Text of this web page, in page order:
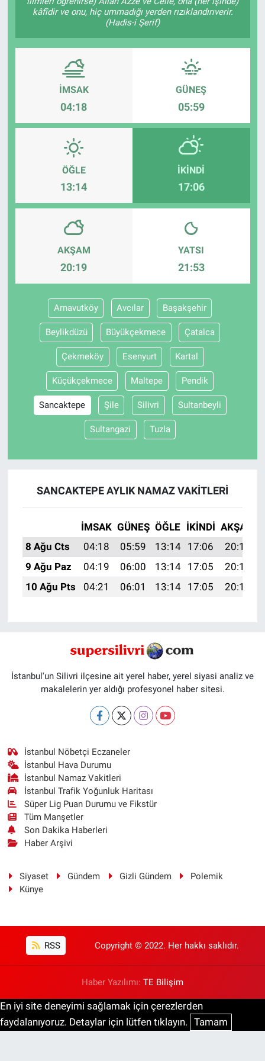
kâfîdir ve onu, hiç ummadığı yerden rızıklandırıverir.
(Hadis-i Şerif)
İMSAK
04:18
GÜNEŞ
05:59
ÖĞLE
13:14
İKINDI
17:06
AKŞAM
20:19
YATSI
21:53
Arnavutköy Avcılar Başakşehir
Beylikdüzü Büyükçekmece Çatalca
Çekmeköy Esenyurt Kartal
Küçükçekmece Maltepe Pendik
Sancaktepe Şile Silivri Sultanbeyli
Sultangazi Tuzla
SANCAKTEPE AYLIK NAMAZ VAKITLERI
İMSAK GÜNEŞ ÖĞLE İKINDI AKŞAM
8 Ağu Cts
04:18 05:59 13:14 17:06 20:19
9 Ağu Paz
04:19 06:00 13:14 17:05 20:18
10 Ağu Pts
04:21 06:01 13:14 17:05 20:17
İstanbul'un Silivri ilçesine ait yerel haber, yerel siyasi analiz ve
makalelerin yer aldığı profesyonel haber sitesi.
İstanbul Nöbetçi Eczaneler
İstanbul Hava Durumu
İstanbul Namaz Vakitleri
İstanbul Trafik Yoğunluk Haritası
Süper Lig Puan Durumu ve Fikstür
Tüm Manşetler
Son Dakika Haberleri
Haber Arşivi
Siyaset Gündem Gizli Gündem
Polemik
Künye
RSS Copyright © 2022. Her hakkı saklıdır.
Haber Yazılımı: TE Bilişim
En iyi site deneyimi sağlamak için çerezlerden
faydalanıyoruz. Detaylar için lütfen tıklayın. Tamam